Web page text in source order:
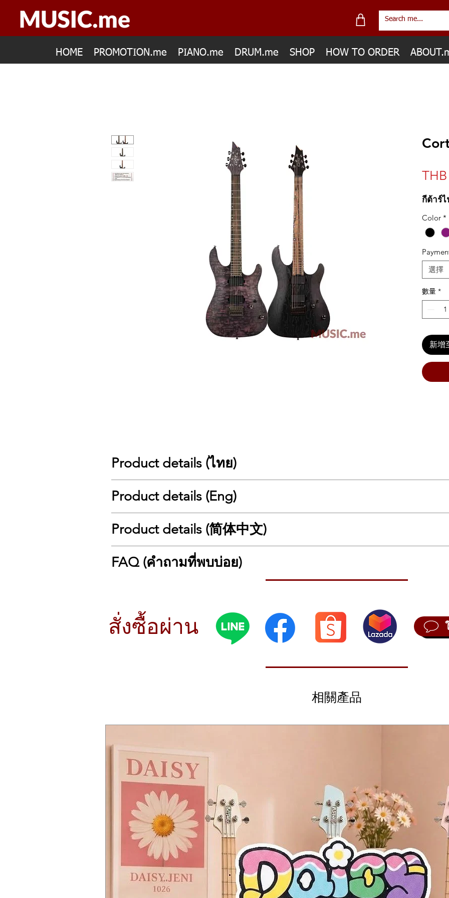
HOME PROMOTION.me PIANO.me DRUM.me SHOP HOW TO ORDER
กีต้าร์ไ
Color *
選擇
數量 *
新增
Product details (ไทย)
ขอแนะนำ Cort KX500 Etched Black กีตาร์ไฟฟ้ารุ่นเรือธง 6 สายตัวล่าสุดจากซีรีส์ KX ที่ได้รับการออกแบบมาเ
หลากหลายทางดนตรี ผสมผสานสุนทรียศาสตร์ที่โดดเด่น ชิ้นส่วนระดับพรีเมียม และวัสดุคุณภาพสูงเข้าด้วยกันอย่
Metal ดุดัน, Rock ร่วมสมัย, หรือ Progressive Rock ที่ซับซ้อน กีตาร์ตัวนี้พร้อมตอบสนองทุกความต้องการของคุณ!
✨ จุดเด่นสำคัญที่คุณไม่ควรพลาด
ขุมพลัง Fishman® Fluence Modern Humbuckers: สุดยอดปิ๊กอัพที่ได้รับความนิยมอย่างสูง ให้โทนเสียงที่หล
ไปจนถึงเสียงแตกที่รุนแรง พร้อมความสามารถรอบด้านที่นักดนตรีตัวจริงเลือกใช้
โครงสร้างคอ 5 ชิ้น (Maple & Purpleheart): คอไม้เมเปิ้ลและ Purpleheart 5 ชิ้น มั่นคง แข็งแรง ให้สัมผัสที่รว
ลูกบิด Cort® Staggered Locking Machineheads: ช่วยให้การตั้งสายมีความเสถียรสูงสุด และเปลี่ยนสายได้อ
ฮาร์ดแวร์ระดับพรีเมียม: บริดจ์ Single Hardtail พร้อม String Thru Body เพื่อการสั่นสะเทือนที่ดีที่สุด และฮาร์
เฟรตบอร์ด: ไม้อีโบนี่ Macassar (Macassar Ebony)
จำนวนเฟรต: 24 เฟรต
อิเล็กทรอนิกส์และฮาร์ดแวร์
ปิ๊กอัพ: Fishman® Fluence Modern Humbuckers
อิเล็กทรอนิกส์:
1 Volume (พร้อมฟังก์ชัน Push/Pull)
1 Tone (พร้อมฟังก์ชัน Push/Pull)
ตัวเลือกปิ๊กอัพ: สวิตช์ 3 ทาง (3-Way Selector)
บริดจ์: Single Hardtail bridge พร้อม String Thru Body (ร้อยสายผ่านตัวถัง)
ลูกบิด: Cort® Staggered Locking Machineheads (ลูกบิดแบบล็อคสาย)
ฮาร์ดแวร์: นิกเกิลสีดำ (Black Nickel)
สาย: D'Addario® EXL 110
Product details (Eng)
Introducing the Cort KX500 Etched Black, the latest 6-string flagship electric guitar from the KX series. It
players who demand the ultimate musical versatility, blending striking aesthetics, premium components,
Whether you're into aggressive Djent Metal, contemporary Rock, or complex Progressive Rock, this guitar
crystal-clear cleans to aggressive distortion, offering the versatility that real musicians choose.
Ash Burl Top (Etched Black Finish): The beautifully distinctive Ash Burl grain is enhanced with the cool,
striking and modern appearance.
5-Piece Neck Construction (Maple & Purpleheart): The 5-piece Maple and Purpleheart neck is stable
Cort® Staggered Locking Machineheads: Ensures maximum tuning stability and allows for quick string
Construction: Bolt-On Neck
Scale Length: 25.5″ (648㎜)
Body: Mahogany
Top: Ash Burl (Rough/Etched Black Finish)
Neck: 5-Piece Maple and Purpleheart
Fretboard: Macassar Ebony
Fretboard Radius: 15.75″ (400㎜)
Frets: 24 Frets
Electronics and Hardware
Pickups: Fishman® Fluence Modern Humbuckers
Electronics:
Product details (简体中文)
🎸 Cort KX500 Etched：将您的演奏提升到专业水准！
隆重推出 Cort KX500 Etched Black，这是 KX 系列最新的 6 弦旗舰电吉他。它专为追求极致音乐多功能性的
学、优质组件和高品质材料完美结合。无论是咄咄逼人的 Djent 金属、现代摇滚，还是复杂的前卫摇滚，这款
Fishman® Fluence Modern 双线圈拾音器动力： 极受欢迎的顶级拾音器，提供多功能且强大的音色，从
正的音乐家所选择的多功能性。
白蜡木瘤面板 (Etched Black 蚀刻黑漆面)： 独特而美丽的白蜡木瘤纹理，配上酷炫、深沉的蚀刻黑漆面，
Cort® 交错锁定式弦钮： 确保最大的调音稳定性，并能快速更换琴弦。
琴颈连接： 螺栓连接 (Bolt-On)
有效弦长 (Scale Length)： 25.5 英寸 (648 毫米)
琴体： 桃花心木 (Mahogany)
面板 (Top)： 白蜡木瘤 (Ash Burl) (粗糙/蚀刻黑漆面)
琴颈： 5 拼枫木 (Maple) 和紫心木 (Purpleheart)
指板： 望加锡乌木 (Macassar Ebony)
指板弧度 (Radius)： 15.75 英寸 (400 毫米)
品丝： 24 品
电子元件和硬件
拾音器： Fishman® Fluence Modern 双线圈拾音器 (Humbuckers)
电子控制：
1 个音量 (带推拉功能 Push/Pull)
FAQ (คำถามที่พบบ่อย)
Metalcore และ Modern Rock ด้วยปิ๊กอัพ Fishman Fluence Modern ที่ให้โทนเสียงทรงพลังและมีมิติ
2. ปิ๊กอัพ Fishman Fluence Modern Humbuckers มีข้อดีอย่างไร?
ปิ๊กอัพนี้เป็นแบบ Active (ใช้แบตเตอรี่) ที่ให้ เสียงที่บริสุทธิ์และปราศจากสัญญาณรบกวน (Hum) แม้จะใช้ Gain สูง
"Etched" หมายถึงเทคนิคการทำสี/ผิวไม้ที่เน้นลายไม้ Ash Burl ให้มีความลึก (3D) และโดดเด่นเป็นพิเศษ ทำให้
สั่งซื้อผ่าน
相關產品